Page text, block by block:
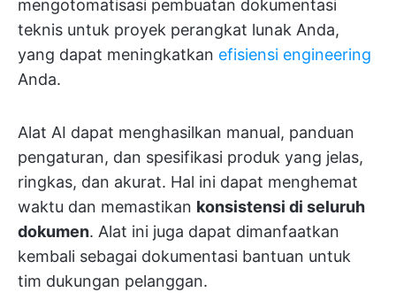
mengotomatisasi pembuatan dokumentasi
teknis untuk proyek perangkat lunak Anda,
yang dapat meningkatkan efisiensi engineering
Anda.
Alat AI dapat menghasilkan manual, panduan
pengaturan, dan spesifikasi produk yang jelas,
ringkas, dan akurat. Hal ini dapat menghemat
waktu dan memastikan konsistensi di seluruh
dokumen. Alat ini juga dapat dimanfaatkan
kembali sebagai dokumentasi bantuan untuk
tim dukungan pelanggan.